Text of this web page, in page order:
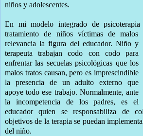
niños y adolescentes.
En mi modelo integrado de psicoterapia
tratamiento de niños víctimas de malos
relevancia la figura del educador. Niño y
terapeuta trabajan codo con codo para
enfrentar las secuelas psicológicas que los
malos tratos causan, pero es imprescindible
la presencia de un adulto externo que
apoye todo ese trabajo. Normalmente, ante
la incompetencia de los padres, es el
educador quien se responsabiliza de
objetivos de la terapia se puedan
del niño.